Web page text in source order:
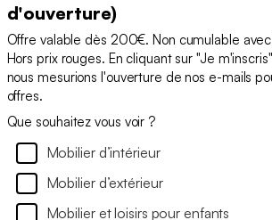
d'ouverture)
Offre valable dès 200€. Non cumulable
Hors prix rouges. En cliquant sur "Je
nous mesurions l'ouverture de nos e-mails
offres.
Que souhaitez vous voir ?
Mobilier d’intérieur
Mobilier d’extérieur
Mobilier et loisirs pour enfants